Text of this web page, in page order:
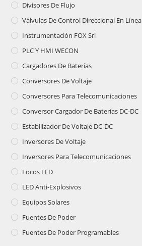
Divisores De Flujo
Válvulas De Control Direccional En Línea
Instrumentación FOX Srl
PLC Y HMI WECON
Cargadores De Baterías
Conversores De Voltaje
Conversores Para Telecomunicaciones
Conversor Cargador De Baterías DC-DC
Estabilizador De Voltaje DC-DC
Inversores De Voltaje
Inversores Para Telecomunicaciones
Focos LED
LED Anti-Explosivos
Equipos Solares
Fuentes De Poder
Fuentes De Poder Programables